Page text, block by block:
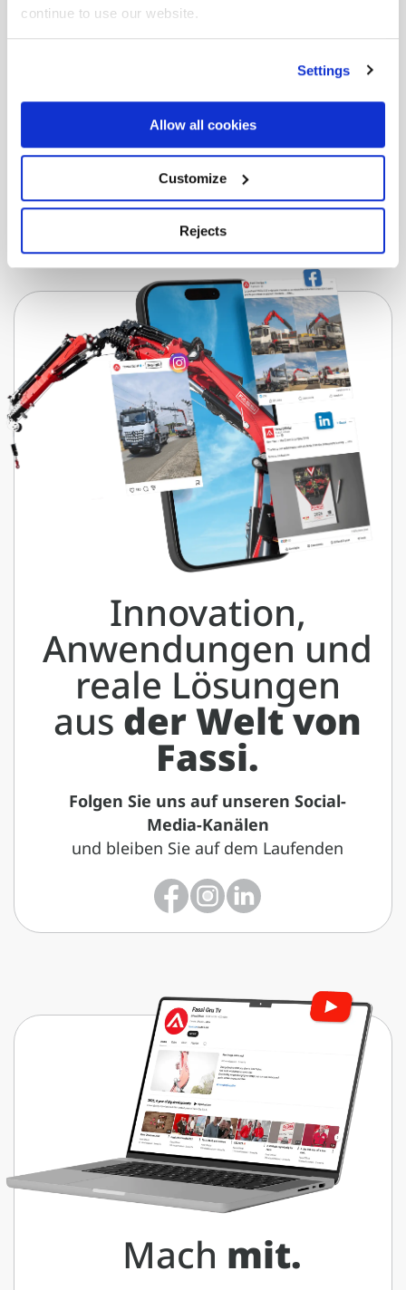
continue to use our website.
Settings
Allow all cookies
Customize
Rejects
Möchten Sie mehr über das
Herunterladen
Innovation,
Anwendungen und
reale Lösungen
aus der Welt von
Fassi.
Folgen Sie uns auf unseren Social-
Media-Kanälen
und bleiben Sie auf dem Laufenden
Mach mit.